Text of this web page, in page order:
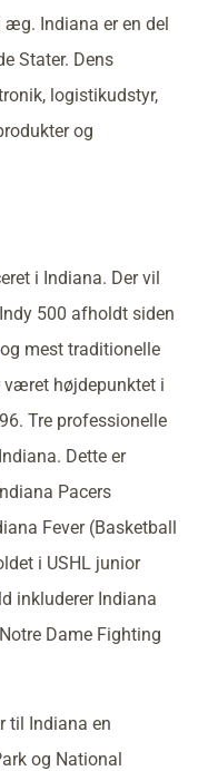
Indiana er en del
Stater. Dens
logistikudstyr,
og
i Indiana. Der vil
500 afholdt siden
mest traditionelle
været højdepunktet i
Tre professionelle
Dette er
Pacers
Fever (Basketball
i USHL junior
inkluderer Indiana
Dame Fighting
til Indiana en
og National